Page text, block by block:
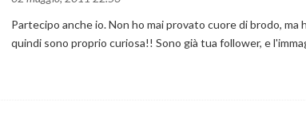
Partecipo anche io. Non ho mai provato cuore di brodo,
quindi sono proprio curiosa!! Sono già tua follower, e